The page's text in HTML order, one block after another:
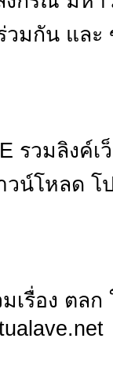
วมกัน และ
รวมลิงค์เ
น์โหลด โ
เรื่อง ตล